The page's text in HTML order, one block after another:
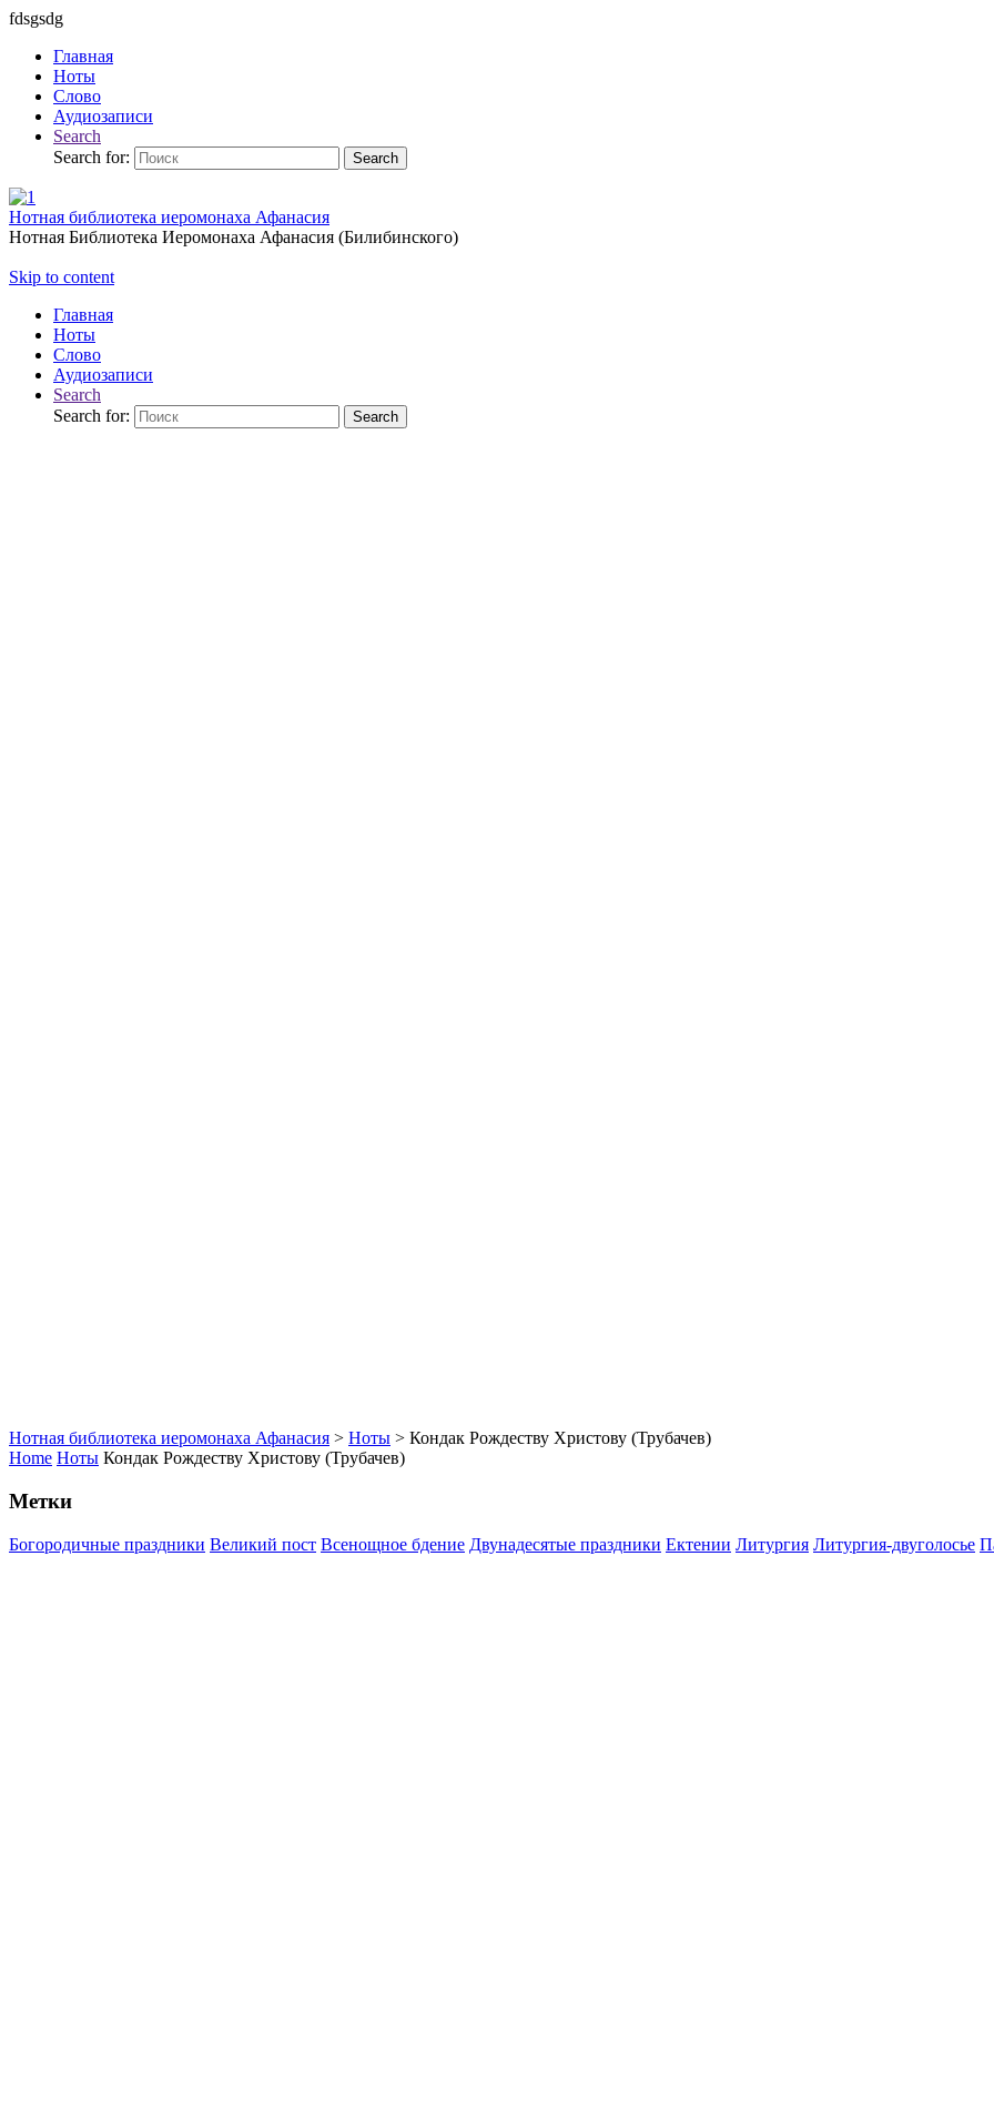
fdsgsdg
Главная
Ноты
Слово
Аудиозаписи
Search
Search for:
Search
Нотная библиотека иеромонаха Афанасия
Нотная Библиотека Иеромонаха Афанасия (Билибинского)
Skip to content
Главная
Ноты
Слово
Аудиозаписи
Search
Search for:
Search
Нотная библиотека иеромонаха Афанасия > Ноты > Кондак Рождеству Христову (Трубачев)
Home Ноты Кондак Рождеству Христову (Трубачев)
Метки
Богородичные праздники Великий пост Всенощное бдение Двунадесятые праздники Ектении Литургия Литургия-двуголосье